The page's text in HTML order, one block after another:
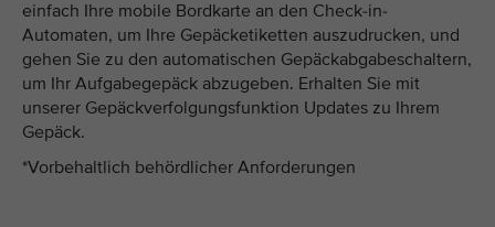
einfach Ihre mobile Bordkarte an den Check-in-
Automaten, um Ihre Gepäcketiketten auszudrucken, und
gehen Sie zu den automatischen Gepäckabgabeschaltern,
um Ihr Aufgabegepäck abzugeben. Erhalten Sie mit
unserer Gepäckverfolgungsfunktion Updates zu Ihrem
Gepäck.
*Vorbehaltlich behördlicher Anforderungen